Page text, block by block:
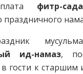
фитр-
праздничного
ид-намаз,
гости к старшим